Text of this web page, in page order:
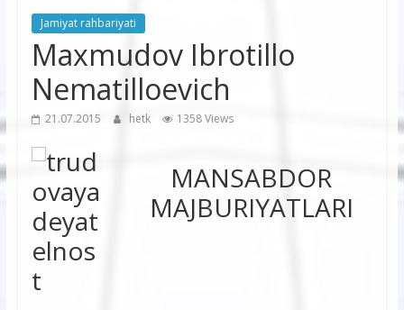
korxonasi”
Jamiyat rahbariyati
Maxmudov Ibrotillo
Nematilloevich
21.07.2015 hetk 1358 Views
MANSABDOR
MAJBURIYATLARI